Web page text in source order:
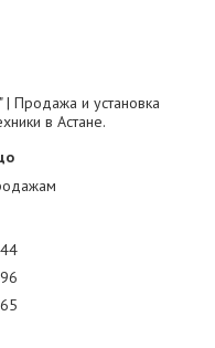
Продажа и установка
в Астане.